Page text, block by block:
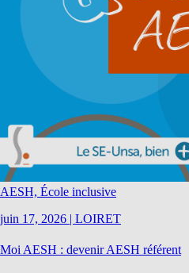
AESH, École inclusive
juin 17, 2026 | LOIRET
Moi AESH : devenir AESH référent